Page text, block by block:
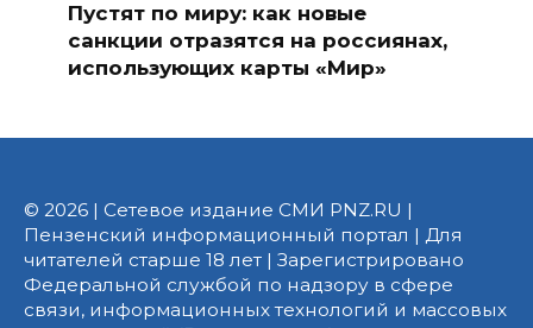
Пустят по миру: как новые
санкции отразятся на россиянах,
использующих карты «Мир»
© 2026 | Сетевое издание СМИ PNZ.RU |
Пензенский информационный портал | Для
читателей старше 18 лет | Зарегистрировано
Федеральной службой по надзору в сфере
связи, информационных технологий и массовых